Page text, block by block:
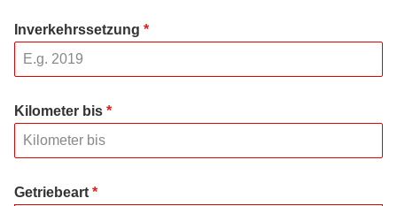
Inverkehrssetzung *
Kilometer bis *
Getriebeart *